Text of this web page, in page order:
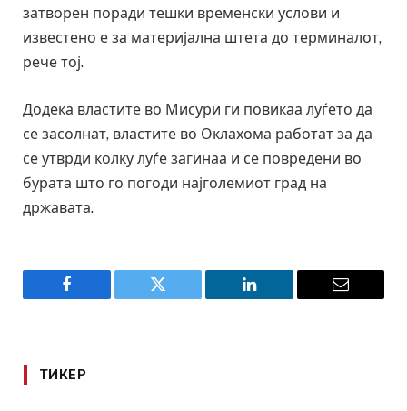
затворен поради тешки временски услови и
известено е за материјална штета до терминалот,
рече тој.
Додека властите во Мисури ги повикаа луѓето да
се засолнат, властите во Оклахома работат за да
се утврди колку луѓе загинаа и се повредени во
бурата што го погоди најголемиот град на
државата.
Facebook Twitter LinkedIn Email
ТИКЕР